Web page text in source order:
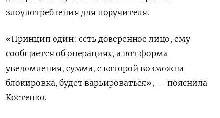
злоупотребления для поручителя.
«Принцип один: есть доверенное лицо, ему
сообщается об операциях, а вот форма
уведомления, сумма, с которой возможна
блокировка, будет варьироваться», — пояснила
Костенко.